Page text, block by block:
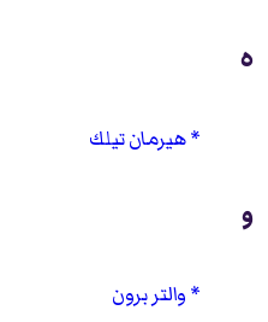
ه
هيرمان تيلك
و
والتر برون